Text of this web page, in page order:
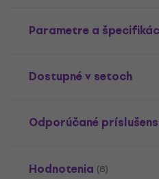
Parametre a
Dostupné v setoch
Odporúčané
Hodnotenia (8)